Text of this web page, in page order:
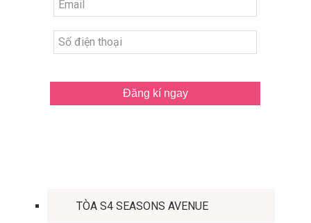
Đăng kí ngay
TÒA S4 SEASONS AVENUE